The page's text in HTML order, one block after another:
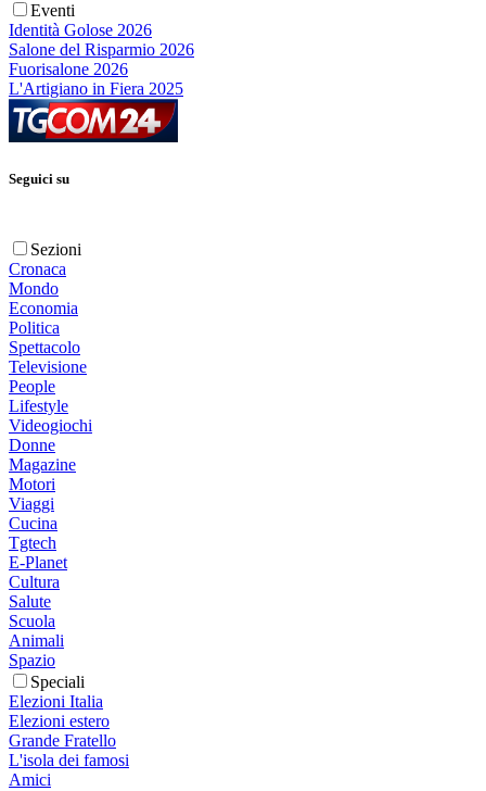
Eventi
Identità Golose 2026
Salone del Risparmio 2026
Fuorisalone 2026
L'Artigiano in Fiera 2025
Seguici su
Sezioni
Cronaca
Mondo
Economia
Politica
Spettacolo
Televisione
People
Lifestyle
Videogiochi
Donne
Magazine
Motori
Viaggi
Cucina
Tgtech
E-Planet
Cultura
Salute
Scuola
Animali
Spazio
Speciali
Elezioni Italia
Elezioni estero
Grande Fratello
L'isola dei famosi
Amici